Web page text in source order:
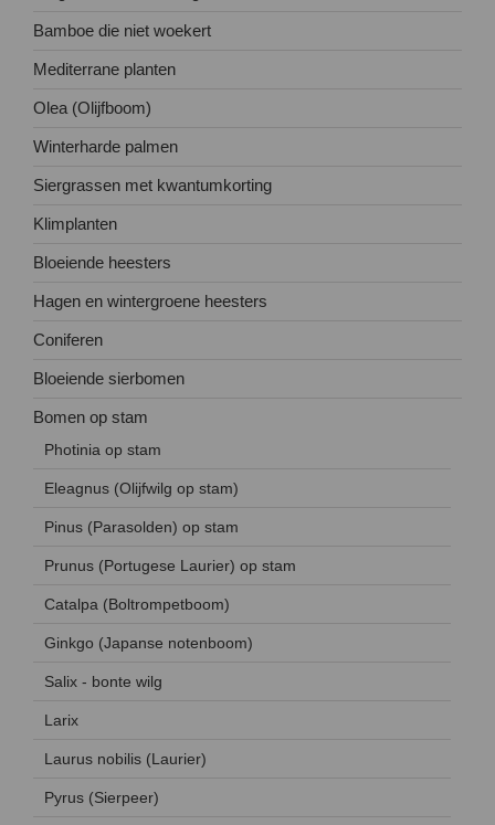
Bamboe die niet woekert
Mediterrane planten
Olea (Olijfboom)
Winterharde palmen
Siergrassen met kwantumkorting
Klimplanten
Bloeiende heesters
Hagen en wintergroene heesters
Coniferen
Bloeiende sierbomen
Bomen op stam
Photinia op stam
Eleagnus (Olijfwilg op stam)
Pinus (Parasolden) op stam
Prunus (Portugese Laurier) op stam
Catalpa (Boltrompetboom)
Ginkgo (Japanse notenboom)
Salix - bonte wilg
Larix
Laurus nobilis (Laurier)
Pyrus (Sierpeer)